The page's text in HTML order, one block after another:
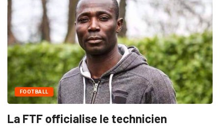
FOOTBALL
La FTF officialise le technicien